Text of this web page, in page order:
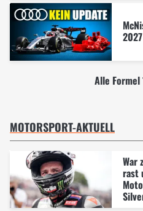
Alle Formel
MOTORSPORT-AKTUELL
War
rast